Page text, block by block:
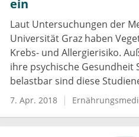
ein
Laut Untersuchungen der
Universität Graz haben
Krebs- und Allergierisiko.
ihre psychische Gesundheit
belastbar sind diese
7. Apr. 2018